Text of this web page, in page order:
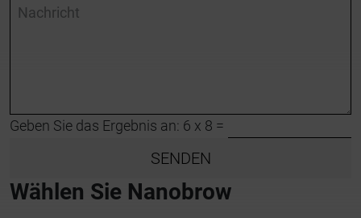
Nachricht
Geben Sie das Ergebnis an: 6 x 8 =
SENDEN
Wählen Sie Nanobrow